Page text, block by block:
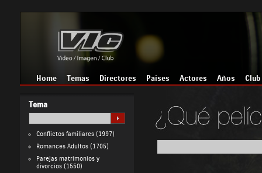
Home Temas Directores Países Actores Años Club
Tema
Conflictos familiares(1997)
Romances Adultos(1705)
Parejas matrimonios y
divorcios(1550)